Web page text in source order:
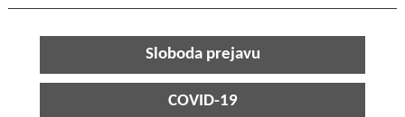
Sloboda prejavu
COVID-19